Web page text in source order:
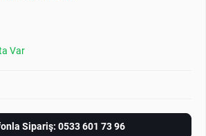
Var
Sipariş: 0533 601 73 96